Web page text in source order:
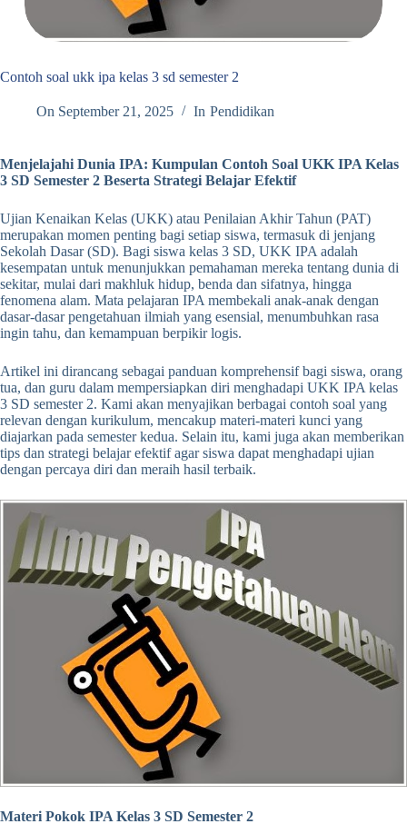
Contoh soal ukk ipa kelas 3 sd semester 2
On September 21, 2025 In Pendidikan
Menjelajahi Dunia IPA: Kumpulan Contoh Soal UKK IPA Kelas
3 SD Semester 2 Beserta Strategi Belajar Efektif
Ujian Kenaikan Kelas (UKK) atau Penilaian Akhir Tahun (PAT)
merupakan momen penting bagi setiap siswa, termasuk di jenjang
Sekolah Dasar (SD). Bagi siswa kelas 3 SD, UKK IPA adalah
kesempatan untuk menunjukkan pemahaman mereka tentang dunia di
sekitar, mulai dari makhluk hidup, benda dan sifatnya, hingga
fenomena alam. Mata pelajaran IPA membekali anak-anak dengan
dasar-dasar pengetahuan ilmiah yang esensial, menumbuhkan rasa
ingin tahu, dan kemampuan berpikir logis.
Artikel ini dirancang sebagai panduan komprehensif bagi siswa, orang
tua, dan guru dalam mempersiapkan diri menghadapi UKK IPA kelas
3 SD semester 2. Kami akan menyajikan berbagai contoh soal yang
relevan dengan kurikulum, mencakup materi-materi kunci yang
diajarkan pada semester kedua. Selain itu, kami juga akan memberikan
tips dan strategi belajar efektif agar siswa dapat menghadapi ujian
dengan percaya diri dan meraih hasil terbaik.
Materi Pokok IPA Kelas 3 SD Semester 2